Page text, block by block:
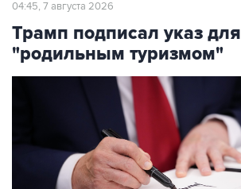
04:45, 7 августа 2026
Трамп подписал указ
"родильным туризмом"